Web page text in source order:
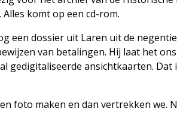
komt op een cd-rom.
een dossier uit Laren uit de
van betalingen. Hij laat het
gedigitaliseerde ansichtkaarten. Dat
foto maken en dan vertrekken we.